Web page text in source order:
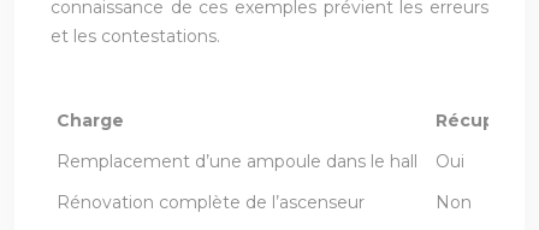
connaissance de ces exemples prévient les erreurs
et les contestations.
Charge
Remplacement d’une ampoule dans le hall
Oui
Rénovation complète de l’ascenseur
Non